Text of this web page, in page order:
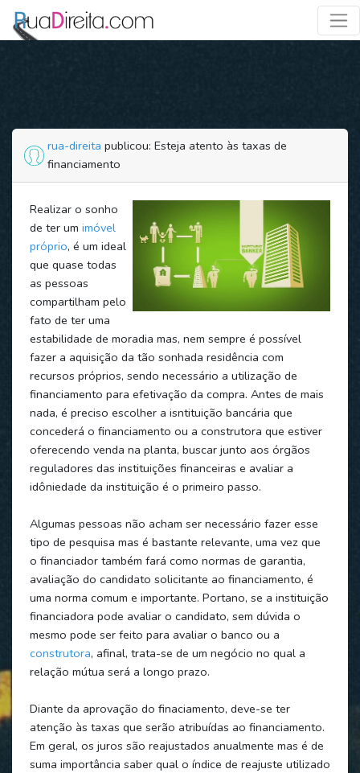
rua-direita publicou: Esteja atento às taxas de
financiamento
Realizar o sonho
de ter um imóvel
próprio, é um ideal
que quase todas
as pessoas
compartilham pelo
fato de ter uma
estabilidade de moradia mas, nem sempre é possível
fazer a aquisição da tão sonhada residência com
recursos próprios, sendo necessário a utilização de
financiamento para efetivação da compra. Antes de mais
nada, é preciso escolher a isntituição bancária que
concederá o financiamento ou a construtora que estiver
oferecendo venda na planta, buscar junto aos órgãos
reguladores das instituições financeiras e avaliar a
idôniedade da instituição é o primeiro passo.
Algumas pessoas não acham ser necessário fazer esse
tipo de pesquisa mas é bastante relevante, uma vez que
o financiador também fará como normas de garantia,
avaliação do candidato solicitante ao financiamento, é
uma norma comum e importante. Portano, se a instituição
financiadora pode avaliar o candidato, sem dúvida o
mesmo pode ser feito para avaliar o banco ou a
construtora, afinal, trata-se de um negócio no qual a
relação mútua será a longo prazo.
Diante da aprovação do finaciamento, deve-se ter
atenção às taxas que serão atribuídas ao financiamento.
Em geral, os juros são reajustados anualmente mas é de
suma importância saber qual o índice de reajuste utilizado